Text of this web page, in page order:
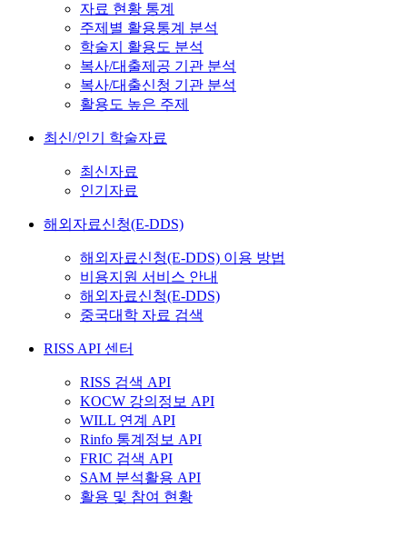
자료 현황 통계
주제별 활용통계 분석
학술지 활용도 분석
복사/대출제공 기관 분석
복사/대출신청 기관 분석
활용도 높은 주제
최신/인기 학술자료
최신자료
인기자료
해외자료신청(E-DDS)
해외자료신청(E-DDS) 이용 방법
비용지원 서비스 안내
해외자료신청(E-DDS)
중국대학 자료 검색
RISS API 센터
RISS 검색 API
KOCW 강의정보 API
WILL 연계 API
Rinfo 통계정보 API
FRIC 검색 API
SAM 분석활용 API
활용 및 참여 현황